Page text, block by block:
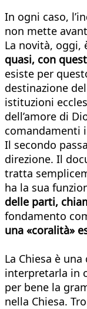
In ogni caso,
non mette
La novità, oggi,
quasi, con
esiste per
destinazione
istituzioni
dell’amore di
comandamenti
Il secondo
direzione. Il
tratta
ha la sua
delle parti,
fondamento
una «coralità»
La Chiesa è
interpretarla in
per bene la
nella Chiesa.